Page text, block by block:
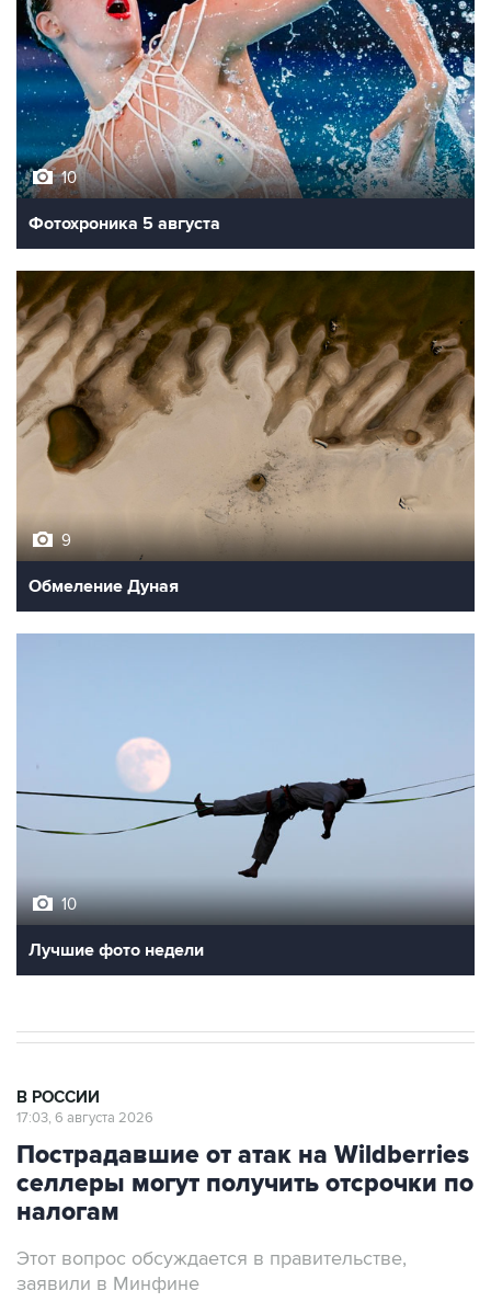
10
Фотохроника 5 августа
Обмеление Дуная
Лучшие фото недели
Пострадавшие от атак на Wildberries
селлеры могут получить отсрочки по
налогам
Этот вопрос обсуждается в правительстве,